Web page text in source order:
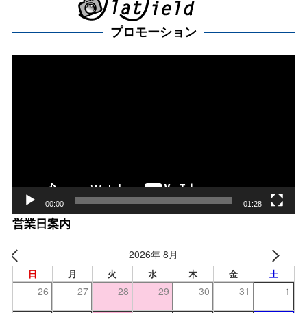
プロモーション
00:00 01:28
営業日案内
2026年 8月
日 月 火 水 木 金 土
26 27 28 29 30 31 1